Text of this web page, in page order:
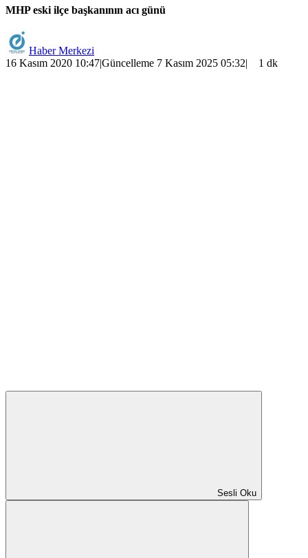
MHP eski ilçe başkanının acı günü
Haber Merkezi
16 Kasım 2020 10:47|Güncelleme 7 Kasım 2025 05:32| 1 dk
Sesli Oku